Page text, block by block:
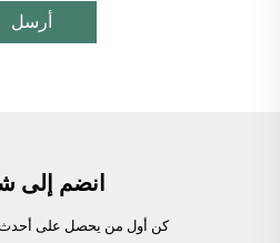
أرسل
انضم إلى
كن أول من يحصل على أحدث